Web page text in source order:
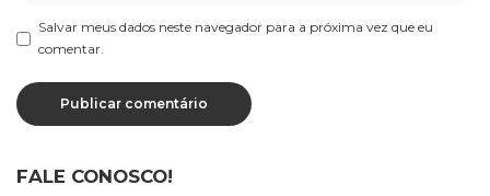
Salvar meus dados neste navegador para a próxima vez que eu
comentar.
FALE CONOSCO!